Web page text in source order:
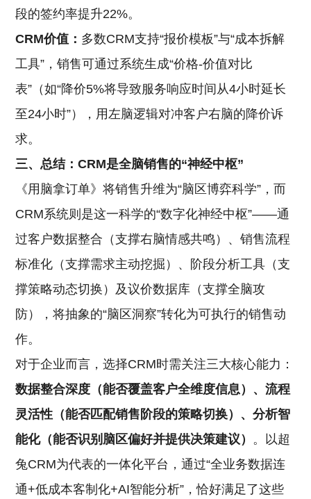
段的签约率提升22%。
CRM价值： 多数CRM支持“报价模板”与“成本拆解
工具”，销售可通过系统生成“价格-价值对比
表”（如“降价5%将导致服务响应时间从4小时延长
至24小时”），用左脑逻辑对冲客户右脑的降价诉
求。
三、总结：CRM是全脑销售的“神经中枢”
《用脑拿订单》将销售升维为“脑区博弈科学”，而
CRM系统则是这一科学的“数字化神经中枢”——通
过客户数据整合（支撑右脑情感共鸣）、销售流程
标准化（支撑需求主动挖掘）、阶段分析工具（支
撑策略动态切换）及议价数据库（支撑全脑攻
防），将抽象的“脑区洞察”转化为可执行的销售动
作。
对于企业而言，选择CRM时需关注三大核心能力：
数据整合深度（能否覆盖客户全维度信息）、流程
灵活性（能否匹配销售阶段的策略切换）、分析智
能化（能否识别脑区偏好并提供决策建议） 。以超
兔CRM为代表的一体化平台，通过“全业务数据连
通+低成本客制化+AI智能分析”，恰好满足了这些